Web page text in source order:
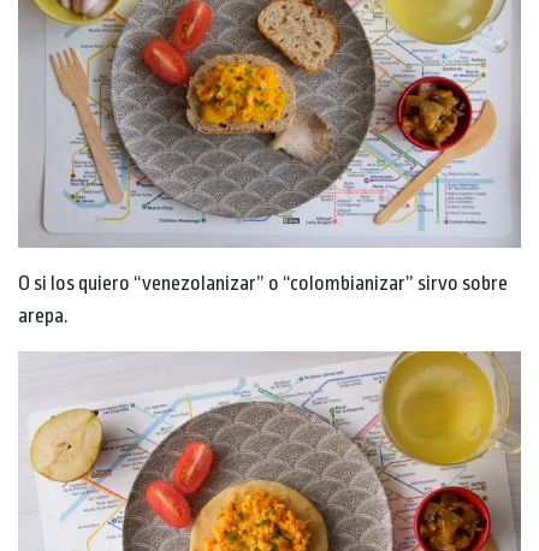
O si los quiero “venezolanizar” o “colombianizar” sirvo sobre
arepa.